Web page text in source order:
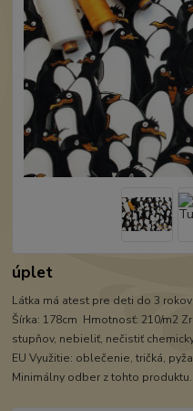
úplet
Látka má atest pre deti do 3
Šírka: 178cm Hmotnosť: 210/m2
stupňov, nebieliť, nečistiť
EU Využitie: oblečenie, tričká,
Minimálny odber z tohto